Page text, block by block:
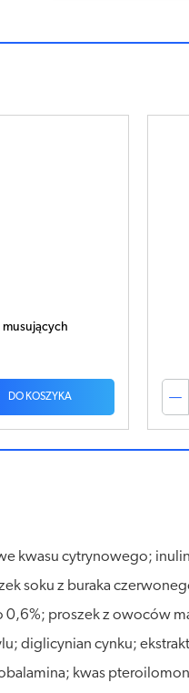
musujących
DO KOSZYKA
kwasu cytrynowego;
soku z buraka
proszek z owoców
diglicynian cynku;
kwas